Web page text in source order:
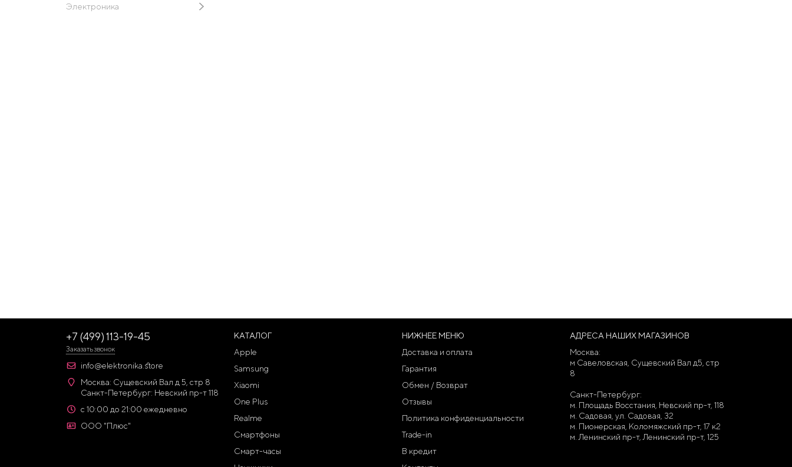
Электроника
+7 (499) 113-19-45
Заказать звонок
info@elektronika.store
Москва: Сущевский Вал д 5, стр 8
Санкт-Петербург: Невский пр-т 118
с 10:00 до 21:00 ежедневно
ООО "Плюс"
КАТАЛОГ
Apple
Samsung
Xiaomi
One Plus
Realme
Смартфоны
Смарт-часы
НИЖНЕЕ МЕНЮ
Доставка и оплата
Гарантия
Обмен / Возврат
Отзывы
Политика конфиденциальности
Trade-in
В кредит
АДРЕСА НАШИХ МАГАЗИНОВ
Москва:
м Савеловская, Сущевский Вал д5, стр
8
Санкт-Петербург:
м. Площадь Восстания, Невский пр-т, 118
м. Садовая, ул. Садовая, 32
м. Пионерская, Коломяжский пр-т, 17 к2
м. Ленинский пр-т, Ленинский пр-т, 125